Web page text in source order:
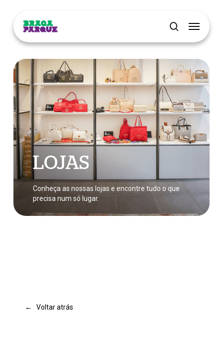
main
content
pesquisar
Menu
LOJAS
Conheça as nossas lojas e encontre tudo o que
precisa num só lugar.
← Voltar atrás